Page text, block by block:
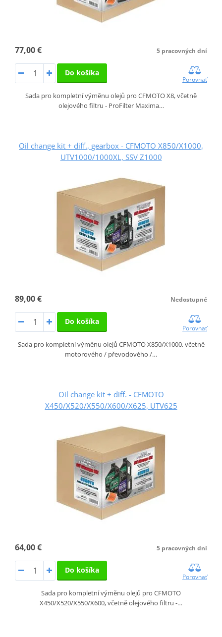
77,00 € 5 pracovných dní
Do košíka
Porovnať
Sada pro kompletní výměnu olejů pro CFMOTO X8, včetně
olejového filtru - ProFilter Maxima…
Oil change kit + diff., gearbox - CFMOTO X850/X1000,
UTV1000/1000XL, SSV Z1000
89,00 € Nedostupné
Do košíka
Porovnať
Sada pro kompletní výměnu olejů CFMOTO X850/X1000, včetně
motorového / převodového /…
Oil change kit + diff. - CFMOTO
X450/X520/X550/X600/X625, UTV625
64,00 € 5 pracovných dní
Do košíka
Porovnať
Sada pro kompletní výměnu olejů pro CFMOTO
X450/X520/X550/X600, včetně olejového filtru -…